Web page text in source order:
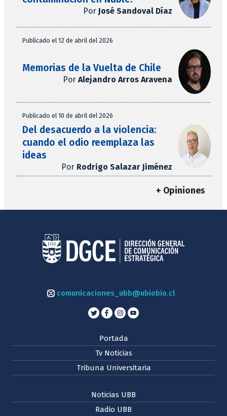
Por José Sandoval Díaz
Publicado el 12 de abril del 2026
Memorias de la Vuelta de Chile
Por Alejandro Arros Aravena
Publicado el 10 de abril del 2026
Del desacuerdo a la violencia:
cuando el odio reemplaza las
ideas
Por Rodrigo Salazar Jiménez
+ Opiniones
comunicaciones_ubb@ubiobio.cl
Portada
Tv Noticias
Tribuna Universitaria
Noticias UBB
Radio UBB